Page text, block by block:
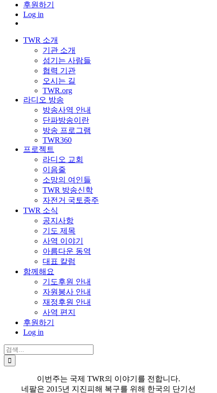
후원하기
Log in
TWR 소개
기관 소개
섬기는 사람들
협력 기관
오시는 길
TWR.org
라디오 방송
방송사역 안내
단파방송이란
방송 프로그램
TWR360
프로젝트
라디오 교회
이음줄
소망의 여인들
TWR 방송신학
자전거 국토종주
TWR 소식
공지사항
기도 제목
사역 이야기
아름다운 동역
대표 칼럼
함께해요
기도후원 안내
자원봉사 안내
재정후원 안내
사역 편지
후원하기
Log in
검
색:
이번주는 국제 TWR의 이야기를 전합니다.
네팔은 2015년 지진피해 복구를 위해 한국의 단기선